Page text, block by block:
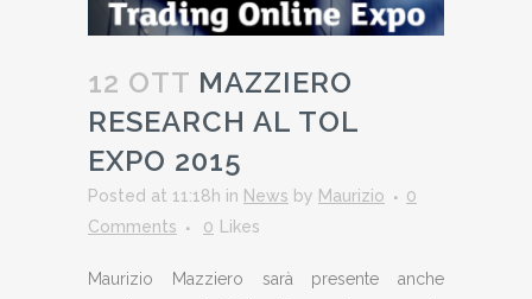
12 OTT MAZZIERO
RESEARCH AL TOL
EXPO 2015
Posted at 11:18h in News by Maurizio
0
Comments
0 Likes
Maurizio Mazziero sarà presente anche